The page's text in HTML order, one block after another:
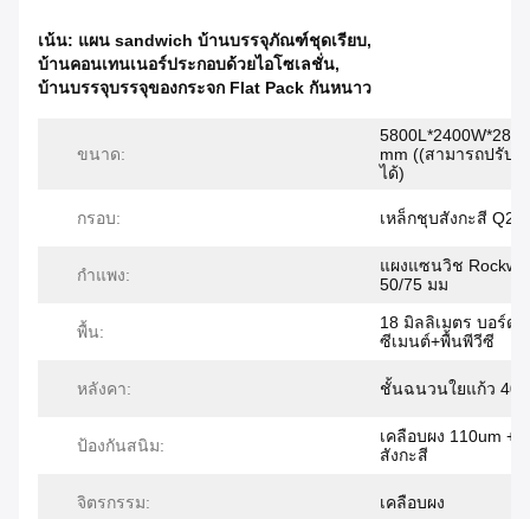
เน้น: แผน sandwich บ้านบรรจุภัณฑ์ชุดเรียบ,
บ้านคอนเทนเนอร์ประกอบด้วยไอโซเลชั่น,
บ้านบรรจุบรรจุของกระจก Flat Pack กันหนาว
ขนาด:
mm ((สามารถปรับแ
ได้)
กรอบ: เหล็กชุบสังกะสี
กำแพง:
แผงแซนวิช
50/75 มม
พื้น:
18 มิลลิเมตร บอร์ดเ
ซีเมนต์+พื้นพีวีซี
หลังคา: ชั้นฉนวนใยแก้ว 40
ป้องกันสนิม:
เคลือบผง 110um +
สังกะสี
จิตรกรรม: เคลือบผง